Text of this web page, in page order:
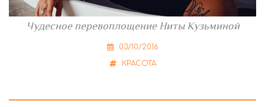
Чудесное перевоплощение Ниты Кузьминой
03/10/2016
КРАСОТА